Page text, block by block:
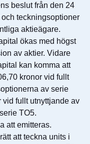
beslut från den 24
teckningsoptioner
aktieägare.
ökas med högst
av aktier. Vidare
kan komma att
kronor vid fullt
av serie
vid fullt utnyttjande av
TO5.
att emitteras.
att teckna units i